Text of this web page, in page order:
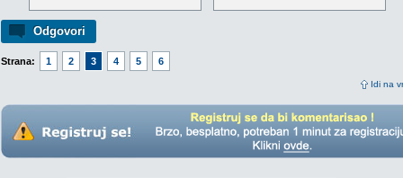
Odgovori
Strana: 1 2 3 4 5 6
Idi na